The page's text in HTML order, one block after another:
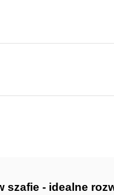
szafie - idealne